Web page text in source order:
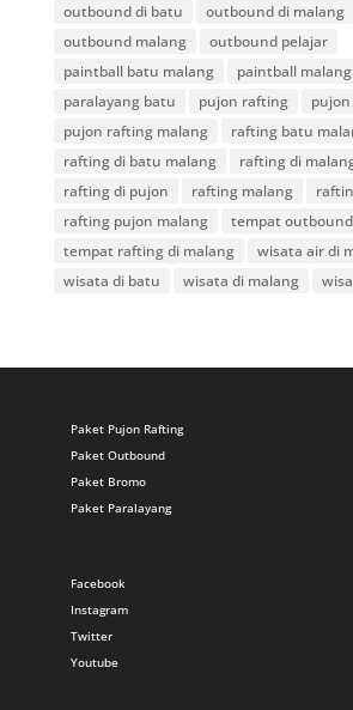
outbound di batu
outbound di malang
outbound malang
outbound pelajar
paintball batu malang
paintball malang
paralayang batu
pujon rafting
pujon rafting malang
rafting batu
rafting di batu malang
rafting di
rafting di pujon
rafting malang
rafting pujon malang
tempat
tempat rafting di malang
wisata air di
wisata di batu
wisata di malang
Paket Pujon Rafting
Paket Outbound
Paket Bromo
Paket Paralayang
Facebook
Instagram
Twitter
Youtube